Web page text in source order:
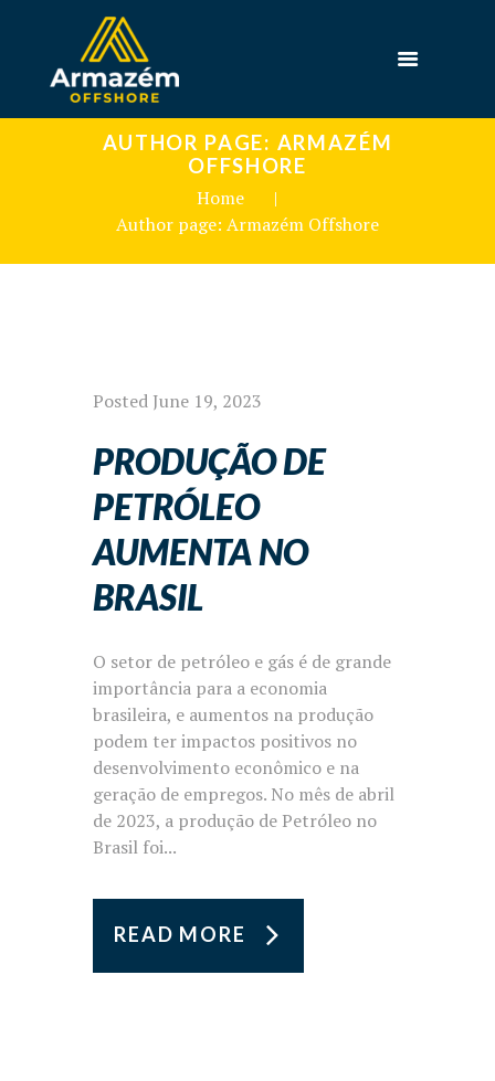
AUTHOR PAGE: ARMAZÉM
OFFSHORE
Home
Author page: Armazém Offshore
Posted June 19, 2023
PRODUÇÃO DE
PETRÓLEO
AUMENTA NO
BRASIL
O setor de petróleo e gás é de grande
importância para a economia
brasileira, e aumentos na produção
podem ter impactos positivos no
desenvolvimento econômico e na
geração de empregos. No mês de abril
de 2023, a produção de Petróleo no
Brasil foi...
READ MORE